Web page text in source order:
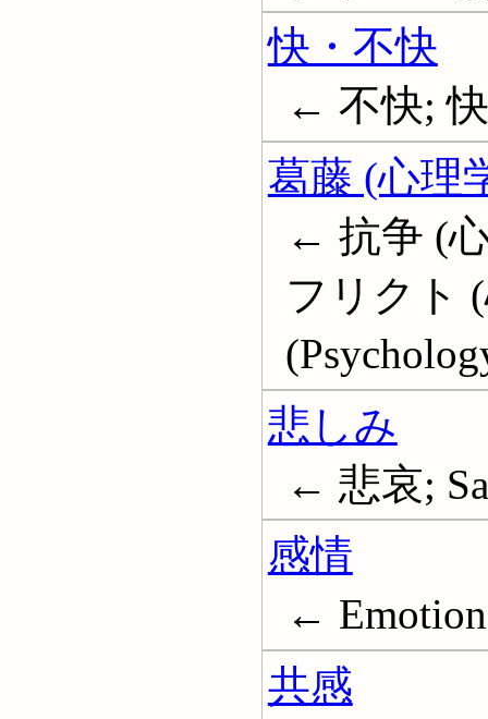
快・不快
← 不快; 快
葛藤 (心理
← 抗争 (
フリクト
悲しみ
← 悲哀;
感情
←
共感